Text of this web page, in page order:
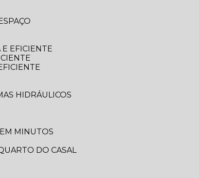
EFICIENTE
HIDRÁULICOS
MINUTOS
DO CASAL